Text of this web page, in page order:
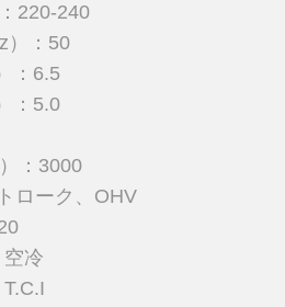
220-240
）：50
：6.5
：5.0
：3000
ローク、OHV
冷